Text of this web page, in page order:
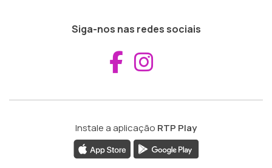
Siga-nos nas redes sociais
Aceder ao
Instale a aplicação RTP Play